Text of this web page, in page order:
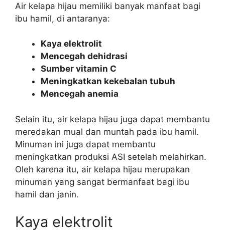
Air kelapa hijau memiliki banyak manfaat bagi
ibu hamil, di antaranya:
Kaya elektrolit
Mencegah dehidrasi
Sumber vitamin C
Meningkatkan kekebalan tubuh
Mencegah anemia
Selain itu, air kelapa hijau juga dapat membantu
meredakan mual dan muntah pada ibu hamil.
Minuman ini juga dapat membantu
meningkatkan produksi ASI setelah melahirkan.
Oleh karena itu, air kelapa hijau merupakan
minuman yang sangat bermanfaat bagi ibu
hamil dan janin.
Kaya elektrolit